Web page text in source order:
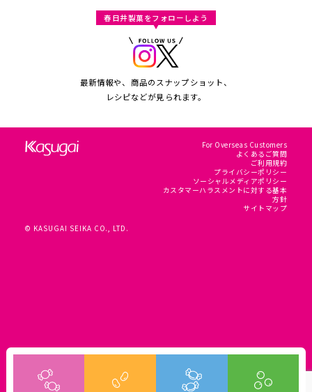
春日井製菓をフォローしよう
最新情報や、商品のスナップショット、
レシピなどが見られます。
© KASUGAI SEIKA CO., LTD.
For Overseas Customers
よくあるご質問
ご利用規約
プライバシーポリシー
ソーシャルメディアポリシー
カスタマーハラスメントに対する基本
方針
サイトマップ